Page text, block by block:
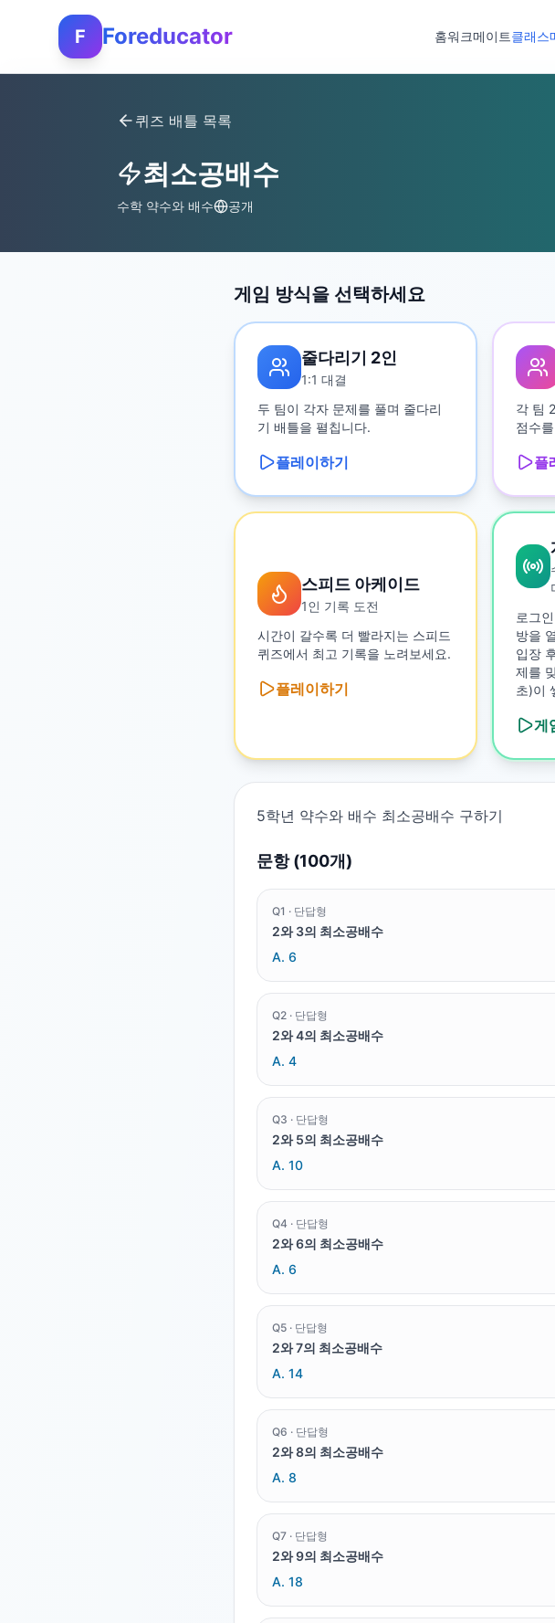
F Foreducator 홈워크메이트클래스
퀴즈 배틀 목록
최소공배수
수학 약수와 배수 공개
게임 방식을 선택하세요
줄다리기 2인
1:1 대결
두 팀이 각자 문제를 풀며 줄다리
기 배틀을 펼칩니다.
플레이하기
각 팀
점수
플
스피드 아케이드
1인 기록 도전
시간이 갈수록 더 빨라지는 스피드
퀴즈에서 최고 기록을 노려보세요.
플레이하기
로그
방을
입장
제를
초)이
게
5학년 약수와 배수 최소공배수 구하기
문항 (100개)
Q1 · 단답형
2와 3의 최소공배수
A. 6
Q2 · 단답형
2와 4의 최소공배수
A. 4
Q3 · 단답형
2와 5의 최소공배수
A. 10
Q4 · 단답형
2와 6의 최소공배수
A. 6
Q5 · 단답형
2와 7의 최소공배수
A. 14
Q6 · 단답형
2와 8의 최소공배수
A. 8
Q7 · 단답형
2와 9의 최소공배수
A. 18